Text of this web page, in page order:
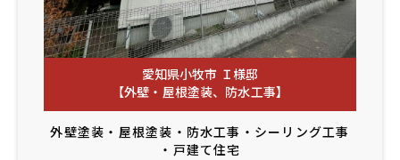
愛知県小牧市 Ｉ様邸
【外壁・屋根塗装、防水工事】
外壁塗装 ・ 屋根塗装 ・ 防水工事 ・ シーリング工事
・ 戸建て住宅